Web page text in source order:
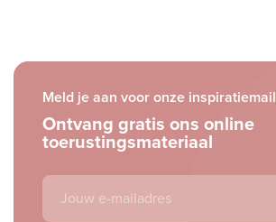
Meld je aan voor onze inspiratiemail
Ontvang gratis ons online
toerustingsmateriaal